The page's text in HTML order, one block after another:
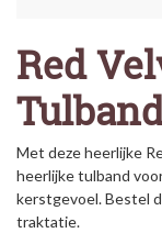
Red
Met deze heerlijke
heerlijke tulband
kerstgevoel. Bestel
traktatie.